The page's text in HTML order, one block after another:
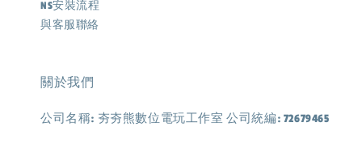
NS安裝流程
與客服聯絡
關於我們
公司名稱: 夯夯熊數位電玩工作室 公司統編: 72679465